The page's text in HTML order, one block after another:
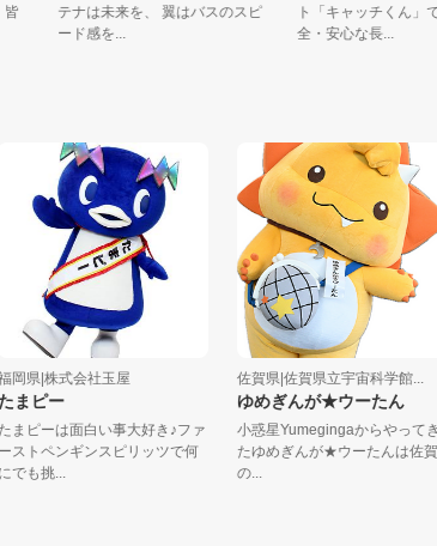
。皆
テナは未来を、 翼はバスのスピ
ード感を...
ト「キャッチくん
全・安心な長...
県|株式会社玉屋
ピー
ピーは面白い事大好き♪ファ
トペンギンスピリッツで何
も挑...
佐賀県|佐賀県立宇宙科学館...
ゆめぎんが★ウーたん
小惑星Yumegingaからやってき
たゆめぎんが★ウーたんは佐賀
の...